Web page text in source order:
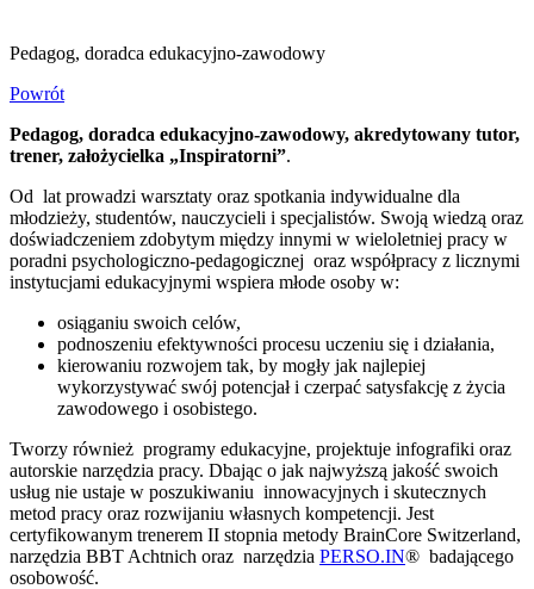
Pedagog, doradca edukacyjno-zawodowy
Powrót
Pedagog, doradca edukacyjno-zawodowy, akredytowany tutor,
trener, założycielka „Inspiratorni”.
Od lat prowadzi warsztaty oraz spotkania indywidualne dla
młodzieży, studentów, nauczycieli i specjalistów. Swoją wiedzą oraz
doświadczeniem zdobytym między innymi w wieloletniej pracy w
poradni psychologiczno-pedagogicznej oraz współpracy z licznymi
instytucjami edukacyjnymi wspiera młode osoby w:
osiąganiu swoich celów,
podnoszeniu efektywności procesu uczeniu się i działania,
kierowaniu rozwojem tak, by mogły jak najlepiej
wykorzystywać swój potencjał i czerpać satysfakcję z życia
zawodowego i osobistego.
Tworzy również programy edukacyjne, projektuje infografiki oraz
autorskie narzędzia pracy. Dbając o jak najwyższą jakość swoich
usług nie ustaje w poszukiwaniu innowacyjnych i skutecznych
metod pracy oraz rozwijaniu własnych kompetencji. Jest
certyfikowanym trenerem II stopnia metody BrainCore Switzerland,
narzędzia BBT Achtnich oraz narzędzia PERSO.IN® badającego
osobowość.